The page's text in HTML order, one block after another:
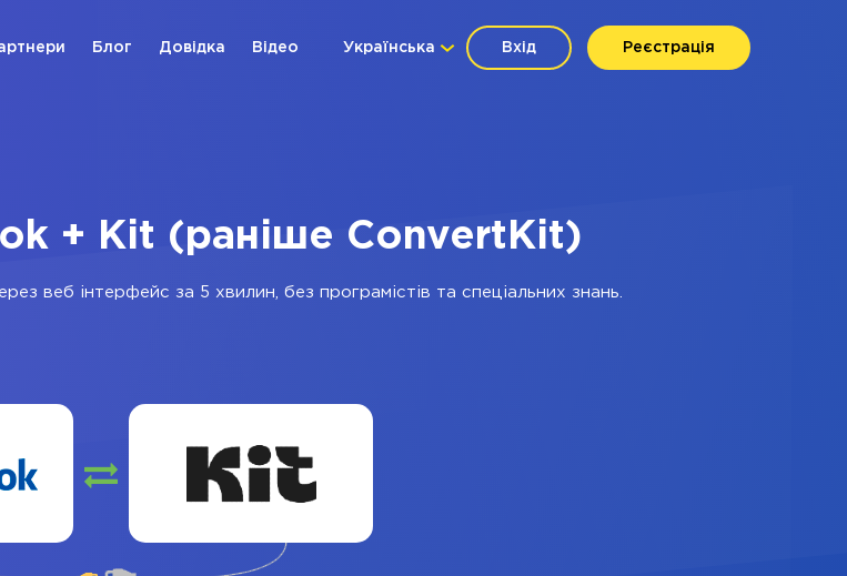
Вхід Реєстрація
Українська
Блог Довідка Відео
+ Kit (раніше ConvertKit)
веб інтерфейс за 5 хвилин, без програмістів та спеціальних знань.